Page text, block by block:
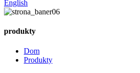
English
produkty
Dom
Produkty